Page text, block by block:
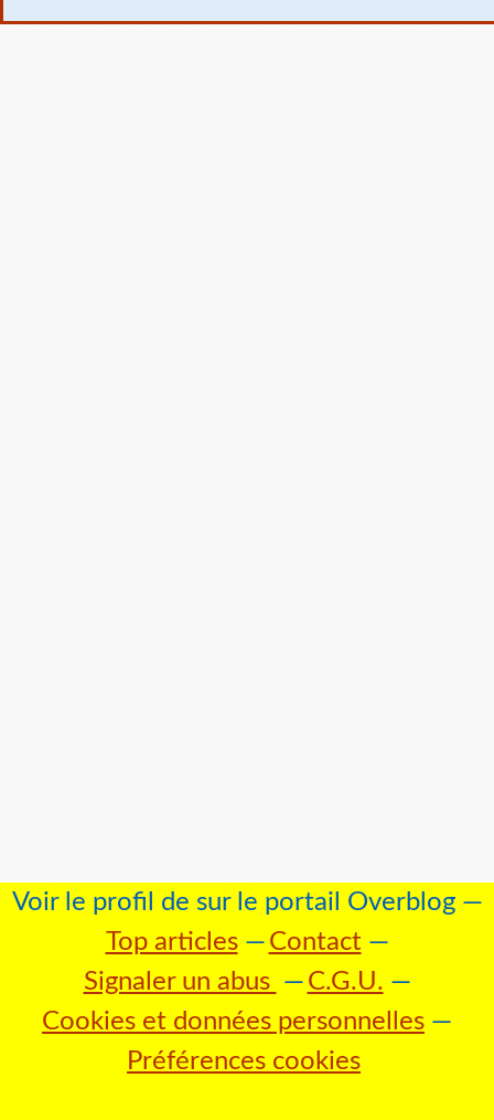
Voir le profil de sur le portail Overblog
Top articles
Contact
Signaler un abus
C.G.U.
Cookies et données personnelles
Préférences cookies